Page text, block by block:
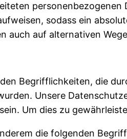
sodass ein
auf alternativen
Begrifflichkeiten, die
Unsere
Um dies zu
die folgenden